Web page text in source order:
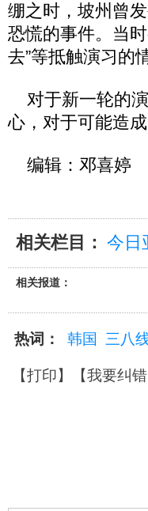
绷之时，坡州曾
恐慌的事件。当
去”等抵触演习的
对于新一轮的
心，对于可能造
编辑：邓喜婷
相关栏目： 今日
相关报道：
热词： 韩国 三八
【打印】【我要纠错